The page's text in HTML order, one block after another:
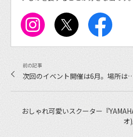
次回のイベント開催は6月。場所は
おしゃれ可愛いスクーター『
オ